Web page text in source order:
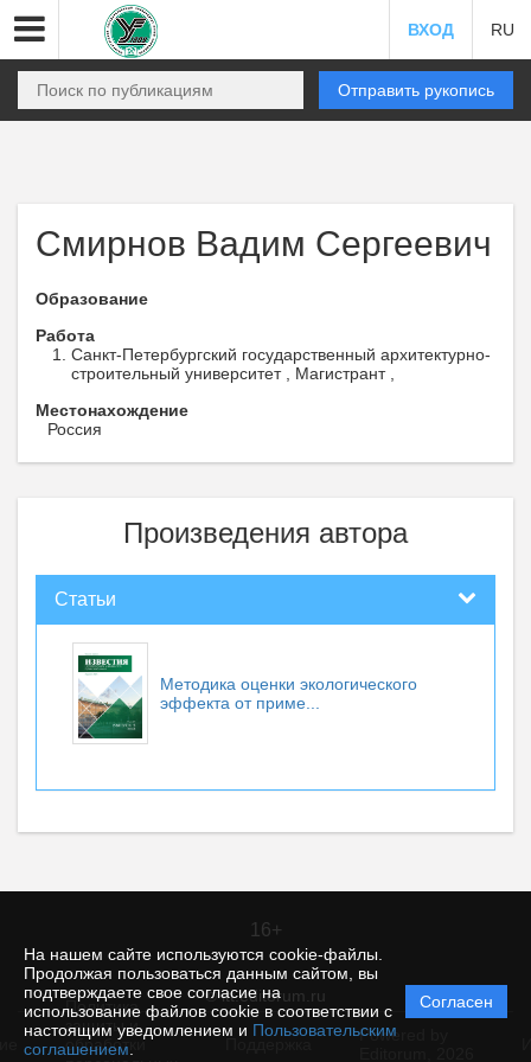
На нашем сайте используются cookie-файлы.
Продолжая пользоваться данным сайтом, вы
подтверждаете свое согласие на
использование файлов cookie в соответствии с
настоящим уведомлением и Пользовательским
соглашением
Согласен
ВХОД RU
Отправить рукопись
Смирнов Вадим Сергеевич
Образование
Работа
Санкт-Петербургский государственный архитектурно-
строительный университет , Магистрант ,
Местонахождение
Россия
Произведения автора
Статьи
Методика оценки экологического
эффекта от приме...
16+
© itt.editorum.ru
Политика
защиты и
обработки
Powered by